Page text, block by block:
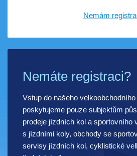
Nemám
Nemáte registraci?
Vstup do našeho
poskytujeme pouze subjektům
prodeje jízdních kol a sportovního
s jízdními koly, obchody se
servisy jízdních kol, cyklistické